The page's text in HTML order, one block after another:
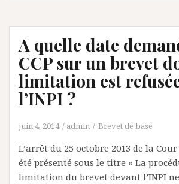
A quelle date
CCP sur un brevet
limitation est
l’INPI ?
juin 4, 2014 admin Brevet de base
L’arrêt du 25 octobre 2013 de la
été présenté sous le titre « La
limitation du brevet devant l’INPI